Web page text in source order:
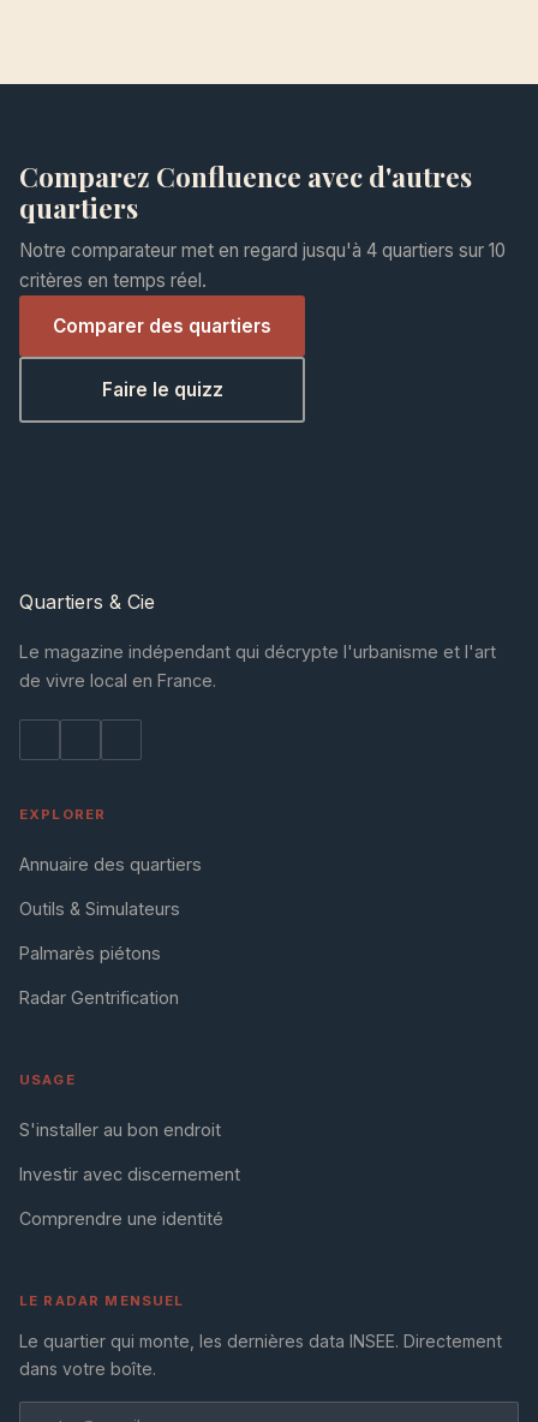
Comparez Confluence avec d'autres
quartiers
Notre comparateur met en regard jusqu'à 4 quartiers sur 10
critères en temps réel.
Comparer des quartiers
Faire le quizz
Quartiers & Cie
Le magazine indépendant qui décrypte l'urbanisme et l'art
de vivre local en France.
EXPLORER
Annuaire des quartiers
Outils & Simulateurs
Palmarès piétons
Radar Gentrification
USAGE
S'installer au bon endroit
Investir avec discernement
Comprendre une identité
LE RADAR MENSUEL
Le quartier qui monte, les dernières data INSEE. Directement
dans votre boîte.